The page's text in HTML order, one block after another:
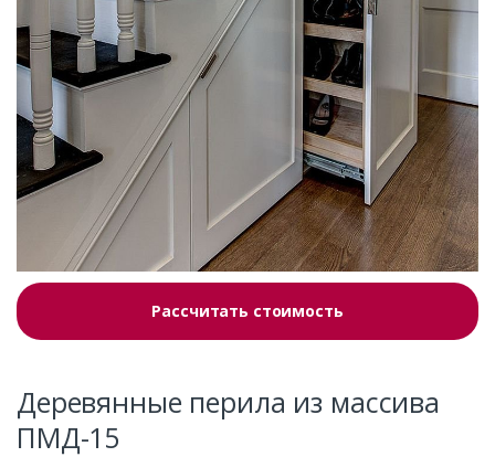
Рассчитать стоимость
Деревянные перила из массива
ПМД-15